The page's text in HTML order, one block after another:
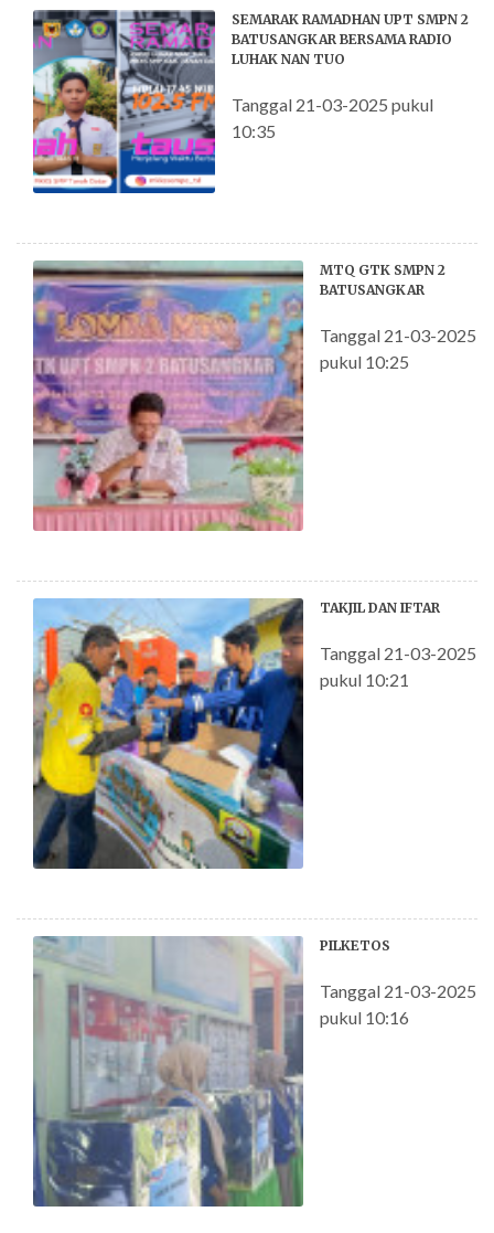
SEMARAK RAMADHAN UPT SMPN 2
BATUSANGKAR BERSAMA RADIO
LUHAK NAN TUO
Tanggal 21-03-2025 pukul
10:35
MTQ GTK SMPN 2
BATUSANGKAR
Tanggal 21-03-2025
pukul 10:25
TAKJIL DAN IFTAR
Tanggal 21-03-2025
pukul 10:21
PILKETOS
Tanggal 21-03-2025
pukul 10:16